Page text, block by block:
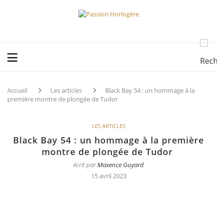
Accueil Les articles
Black Bay 54 : un hommage à la
première montre de plongée de Tudor
LES ARTICLES
Black Bay 54 : un hommage à la première
montre de plongée de Tudor
écrit parMaxence Guyard
15 avril 2023